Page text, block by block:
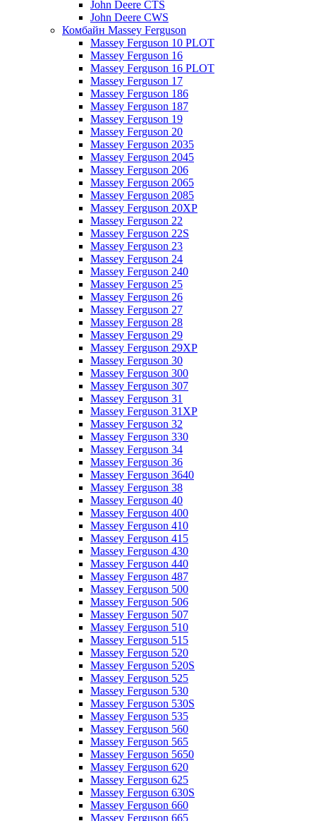
John Deere CTS
John Deere CWS
Комбайн Massey Ferguson
Massey Ferguson 10 PLOT
Massey Ferguson 16
Massey Ferguson 16 PLOT
Massey Ferguson 17
Massey Ferguson 186
Massey Ferguson 187
Massey Ferguson 19
Massey Ferguson 20
Massey Ferguson 2035
Massey Ferguson 2045
Massey Ferguson 206
Massey Ferguson 2065
Massey Ferguson 2085
Massey Ferguson 20XP
Massey Ferguson 22
Massey Ferguson 22S
Massey Ferguson 23
Massey Ferguson 24
Massey Ferguson 240
Massey Ferguson 25
Massey Ferguson 26
Massey Ferguson 27
Massey Ferguson 28
Massey Ferguson 29
Massey Ferguson 29XP
Massey Ferguson 30
Massey Ferguson 300
Massey Ferguson 307
Massey Ferguson 31
Massey Ferguson 31XP
Massey Ferguson 32
Massey Ferguson 330
Massey Ferguson 34
Massey Ferguson 36
Massey Ferguson 3640
Massey Ferguson 38
Massey Ferguson 40
Massey Ferguson 400
Massey Ferguson 410
Massey Ferguson 415
Massey Ferguson 430
Massey Ferguson 440
Massey Ferguson 487
Massey Ferguson 500
Massey Ferguson 506
Massey Ferguson 507
Massey Ferguson 510
Massey Ferguson 515
Massey Ferguson 520
Massey Ferguson 520S
Massey Ferguson 525
Massey Ferguson 530
Massey Ferguson 530S
Massey Ferguson 535
Massey Ferguson 560
Massey Ferguson 565
Massey Ferguson 5650
Massey Ferguson 620
Massey Ferguson 625
Massey Ferguson 630S
Massey Ferguson 660
Massey Ferguson 665